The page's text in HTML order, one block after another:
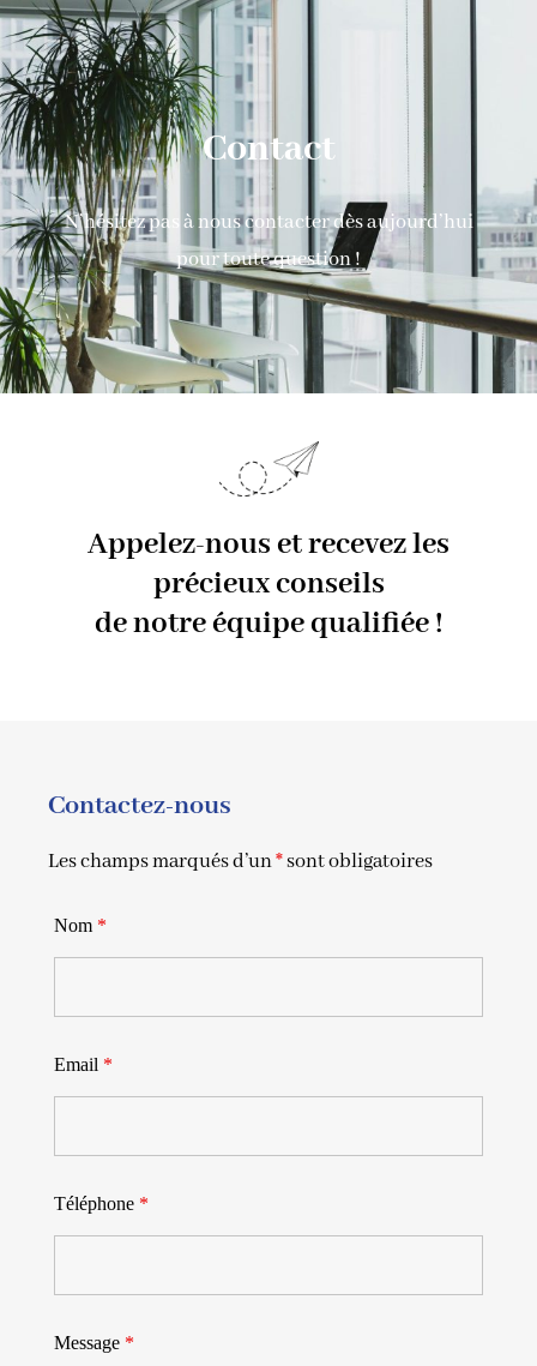
Contact
N’hésitez pas à nous contacter dès aujourd’hui
pour toute question !
Appelez-nous et recevez les
précieux conseils
de notre équipe qualifiée !
Contactez-nous
Les champs marqués d’un*sont obligatoires
Nom *
Email *
Téléphone *
Message *